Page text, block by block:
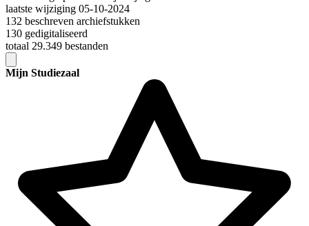
laatste wijziging 05-10-2024
132 beschreven archiefstukken
130 gedigitaliseerd
totaal 29.349 bestanden
Mijn Studiezaal